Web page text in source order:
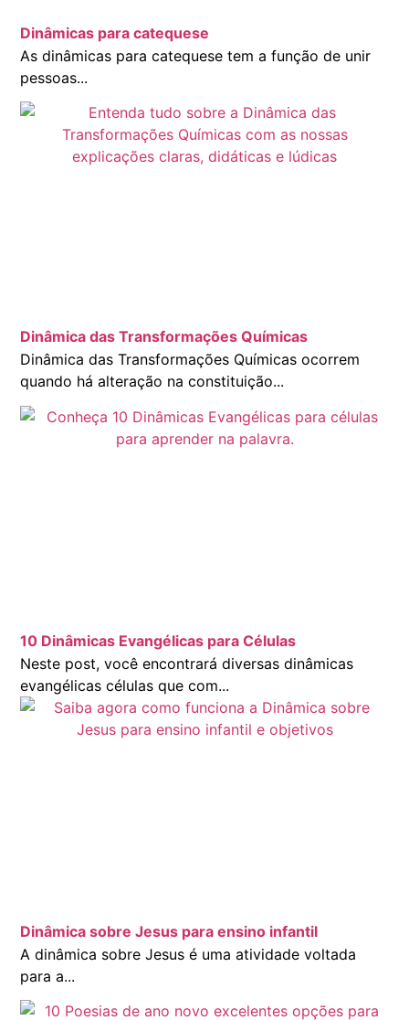
Dinâmicas para catequese
As dinâmicas para catequese tem a função de unir
pessoas...
Dinâmica das Transformações Químicas
Dinâmica das Transformações Químicas ocorrem
quando há alteração na constituição...
10 Dinâmicas Evangélicas para Células
Neste post, você encontrará diversas dinâmicas
evangélicas células que com...
Dinâmica sobre Jesus para ensino infantil
A dinâmica sobre Jesus é uma atividade voltada
para a...